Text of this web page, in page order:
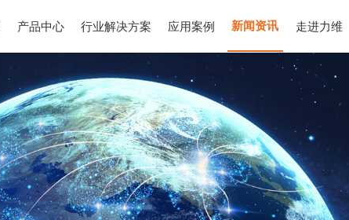
产品中心 行业解决方案 应用案例 新闻资讯 走进力维